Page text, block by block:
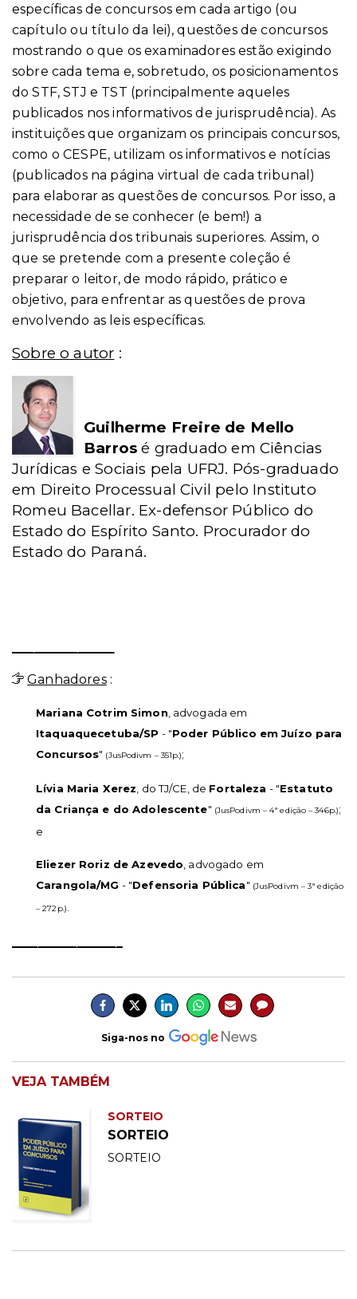
específicas de concursos em cada artigo (ou
capítulo ou título da lei), questões de concursos
mostrando o que os examinadores estão exigindo
sobre cada tema e, sobretudo, os posicionamentos
do STF, STJ e TST (principalmente aqueles
publicados nos informativos de jurisprudência). As
instituições que organizam os principais concursos,
como o CESPE, utilizam os informativos e notícias
(publicados na página virtual de cada tribunal)
para elaborar as questões de concursos. Por isso, a
necessidade de se conhecer (e bem!) a
jurisprudência dos tribunais superiores. Assim, o
que se pretende com a presente coleção é
preparar o leitor, de modo rápido, prático e
objetivo, para enfrentar as questões de prova
envolvendo as leis específicas.
Sobre o autor :
Guilherme Freire de Mello
Barros é graduado em Ciências
Jurídicas e Sociais pela UFRJ. Pós-graduado
em Direito Processual Civil pelo Instituto
Romeu Bacellar. Ex-defensor Público do
Estado do Espírito Santo. Procurador do
Estado do Paraná.
Ganhadores:
Mariana Cotrim Simon, advogada em
Itaquaquecetuba/SP - "Poder Público em Juízo para
Concursos" (JusPodivm – 351p.);
Lívia Maria Xerez , do TJ/CE, de Fortaleza - "Estatuto
da Criança e do Adolescente" (JusPodivm – 4ª edição – 346p.);
e
Eliezer Roriz de Azevedo , advogado em
Carangola/MG - "Defensoria Pública" (JusPodivm – 3ª edição
– 272p.)
Siga-nos no
VEJA TAMBÉM
SORTEIO
SORTEIO
SORTEIO